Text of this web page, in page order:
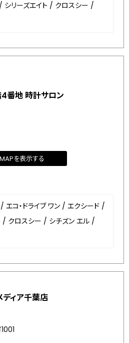
/ シリーズエイト / クロスシー /
番地 時計サロン
MAPを表示する
/ エコ・ドライブ ワン / エクシード /
/ クロスシー / シチズン エル /
ディア千葉店